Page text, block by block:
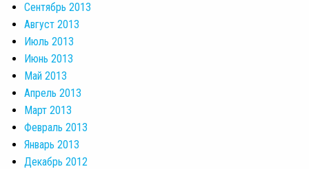
Сентябрь 2013
Август 2013
Июль 2013
Июнь 2013
Май 2013
Апрель 2013
Март 2013
Февраль 2013
Январь 2013
Декабрь 2012